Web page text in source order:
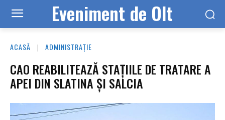
Eveniment de Olt
ACASĂ ADMINISTRAȚIE
CAO REABILITEAZĂ STAȚIILE DE TRATARE A
APEI DIN SLATINA ȘI SALCIA